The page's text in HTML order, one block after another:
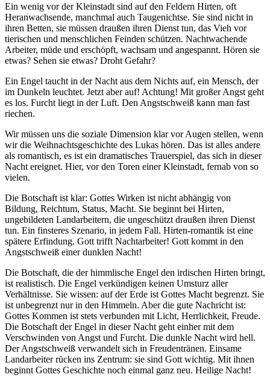
Ein wenig vor der Kleinstadt sind auf den Feldern Hirten, oft
Heranwachsende, manchmal auch Taugenichtse. Sie sind nicht in
ihren Betten, sie müssen draußen ihren Dienst tun, das Vieh vor
tierischen und menschlichen Feinden schützen. Nachtwachende
Arbeiter, müde und erschöpft, wachsam und angespannt. Hören sie
etwas? Sehen sie etwas? Droht Gefahr?
Ein Engel taucht in der Nacht aus dem Nichts auf, ein Mensch, der
im Dunkeln leuchtet. Jetzt aber auf! Achtung! Mit großer Angst geht
es los. Furcht liegt in der Luft. Den Angstschweiß kann man fast
riechen.
Wir müssen uns die soziale Dimension klar vor Augen stellen, wenn
wir die Weihnachtsgeschichte des Lukas hören. Das ist alles andere
als romantisch, es ist ein dramatisches Trauerspiel, das sich in dieser
Nacht ereignet. Hier, vor den Toren einer Kleinstadt, fernab von so
vielen.
Die Botschaft ist klar: Gottes Wirken ist nicht abhängig von
Bildung, Reichtum, Status, Macht. Sie beginnt bei Hirten,
ungebildeten Landarbeitern, die ungeschützt draußen ihren Dienst
tun. Ein finsteres Szenario, in jedem Fall. Hirten-romantik ist eine
spätere Erfindung. Gott trifft Nachtarbeiter! Gott kommt in den
Angstschweiß einer dunklen Nacht!
Die Botschaft, die der himmlische Engel den irdischen Hirten bringt,
ist realistisch. Die Engel verkündigen keinen Umsturz aller
Verhältnisse. Sie wissen: auf der Erde ist Gottes Macht begrenzt. Sie
ist unbegrenzt nur in den Himmeln. Aber die gute Nachricht ist:
Gottes Kommen ist stets verbunden mit Licht, Herrlichkeit, Freude.
Die Botschaft der Engel in dieser Nacht geht einher mit dem
Verschwinden von Angst und Furcht. Die dunkle Nacht wird hell.
Der Angstschweiß verwandelt sich in Freudentränen. Einsame
Landarbeiter rücken ins Zentrum: sie sind Gott wichtig. Mit ihnen
beginnt Gottes Geschichte noch einmal ganz neu. Heilige Nacht!